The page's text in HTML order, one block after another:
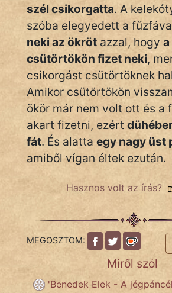
Vers
IRODALOM
SZÓLÁS
És
KÖZMONDÁS
PSZICHO
ÉLETMÓD
És
szél csikorgatta. A
szóba elegyedett a
neki az ökröt azzal, hogy
csütörtökön fizet neki,
csikorgást csütörtöknek
Amikor csütörtökön
ökör már nem volt ott és a
akart fizetni, ezért
fát. És alatta egy nagy üst
amiből vígan éltek ezután.
Hasznos volt az írás?
MEGOSZTOM:
Miről szól
'Benedek Elek - A